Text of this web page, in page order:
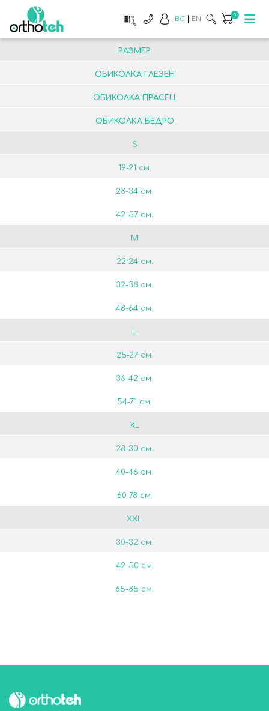
BG EN 0
РАЗМЕР
ОБИКОЛКА ГЛЕЗЕН
ОБИКОЛКА ПРАСЕЦ
ОБИКОЛКА БЕДРО
S
19-21 см.
28-34 см.
42-57 см.
М
22-24 см.
32-38 см.
48-64 см.
L
25-27 см.
36-42 см.
54-71 см.
XL
28-30 см.
40-46 см.
60-78 см.
XXL
30-32 см.
42-50 см.
65-85 см.